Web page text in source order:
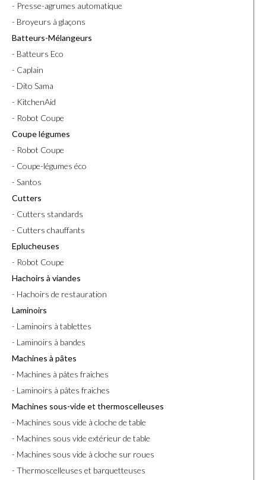
- Presse-agrumes automatique
- Broyeurs à glaçons
Batteurs-Mélangeurs
- Batteurs Eco
- Caplain
- Dito Sama
- KitchenAid
- Robot Coupe
Coupe légumes
- Robot Coupe
- Coupe-légumes éco
- Santos
Cutters
- Cutters standards
- Cutters chauffants
Eplucheuses
- Robot Coupe
Hachoirs à viandes
- Hachoirs de restauration
Laminoirs
- Laminoirs à tablettes
- Laminoirs à bandes
Machines à pâtes
- Machines à pâtes fraiches
- Laminoirs à pâtes fraiches
Machines sous-vide et thermoscelleuses
- Machines sous vide à cloche de table
- Machines sous vide extérieur de table
- Machines sous vide à cloche sur roues
- Thermoscelleuses et barquetteuses